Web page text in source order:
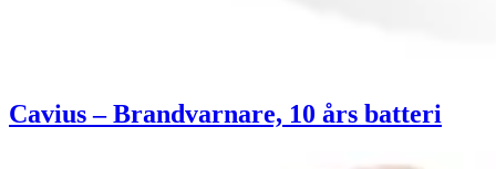
Cavius – Brandvarnare, 10 års batteri